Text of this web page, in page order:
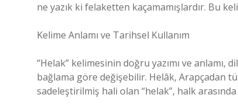
ne yazık ki felaketten kaçamamışlardır. Bu
Kelime Anlamı ve Tarihsel Kullanım
“Helak” kelimesinin doğru yazımı ve anlamı,
bağlama göre değişebilir. Helâk, Arapçadan
sadeleştirilmiş hali olan “helak”, halk